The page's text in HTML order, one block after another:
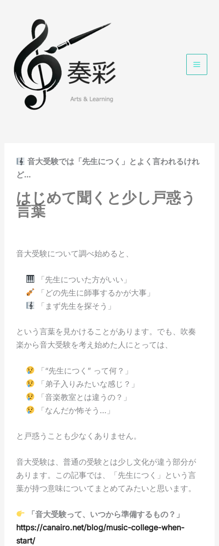
音大受験では「先生につく」とよく言われるけれ
ど…
はじめて聞くと少し戸惑う
言葉
音大受験について調べ始めると、
「先生についた方がいい」
「どの先生に師事するかが大事」
「まず先生を探そう」
という言葉を見かけることがあります。でも、吹奏
楽から音大受験を考え始めた人にとっては、
「“先生につく” って何？」
「弟子入りみたいな感じ？」
「音楽教室とは違うの？」
「なんだか怖そう…」
と戸惑うことも少なくありません。
音大受験は、普通の受験とは少し文化が違う部分が
あります。この記事では、「先生につく」という言
葉が持つ意味についてまとめてみたいと思います。
「音大受験って、いつから準備するもの？」
https://canairo.net/blog/music-college-when-
start/